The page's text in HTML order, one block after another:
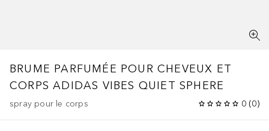
BRUME PARFUMÉE POUR CHEVEUX ET
CORPS ADIDAS VIBES QUIET SPHERE
spray pour le corps 0 (0)